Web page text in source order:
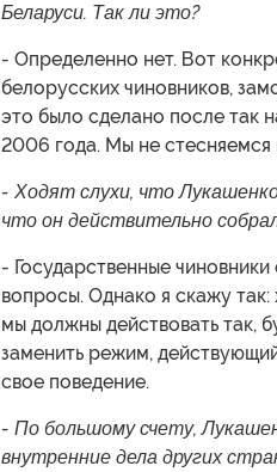
Беларуси. Так ли это?
- Определенно нет. Вот
белорусских чиновников,
это было сделано после так
2006 года. Мы не стесняемся
- Ходят слухи, что
что он действительно
- Государственные
вопросы. Однако я скажу
мы должны действовать так,
заменить режим,
свое поведение.
- По большому счету,
внутренние дела других